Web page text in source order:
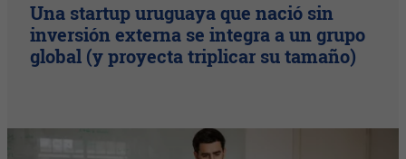
Una startup uruguaya que nació sin
inversión externa se integra a un grupo
global (y proyecta triplicar su tamaño)